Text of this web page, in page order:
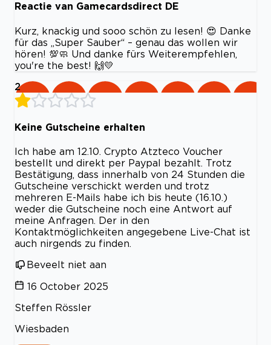
Reactie van Gamecardsdirect DE
Kurz, knackig und sooo schön zu lesen! 😍 Danke
für das „Super Sauber“ – genau das wollen wir
hören! 💯🧼 Und danke fürs Weiterempfehlen,
you're the best! 🙌💛
2
Keine Gutscheine erhalten
Ich habe am 12.10. Crypto Atzteco Voucher
bestellt und direkt per Paypal bezahlt. Trotz
Bestätigung, dass innerhalb von 24 Stunden die
Gutscheine verschickt werden und trotz
mehreren E-Mails habe ich bis heute (16.10.)
weder die Gutscheine noch eine Antwort auf
meine Anfragen. Der in den
Kontaktmöglichkeiten angegebene Live-Chat ist
auch nirgends zu finden.
Beveelt niet aan
16 October 2025
Steffen Rössler
Wiesbaden